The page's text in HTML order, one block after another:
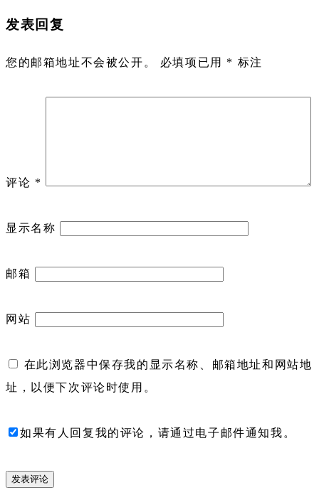
发表回复
您的邮箱地址不会被公开。 必填项已用 * 标注
评论 *
显示名称
邮箱
网站
在此浏览器中保存我的显示名称、邮箱地址和网站地
址，以便下次评论时使用。
如果有人回复我的评论，请通过电子邮件通知我。